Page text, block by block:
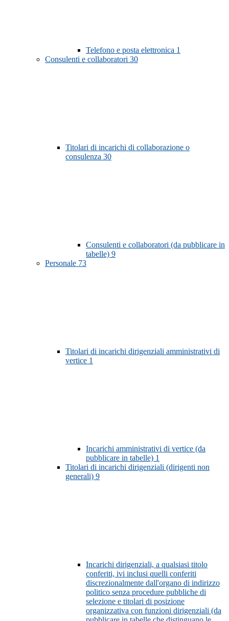
Telefono e posta elettronica 1
Consulenti e collaboratori 30
Titolari di incarichi di collaborazione o
consulenza 30
Consulenti e collaboratori (da pubblicare in
tabelle) 9
Personale 73
Titolari di incarichi dirigenziali amministrativi di
vertice 1
Incarichi amministrativi di vertice (da
pubblicare in tabelle) 1
Titolari di incarichi dirigenziali (dirigenti non
generali) 9
Incarichi dirigenziali, a qualsiasi titolo
conferiti, ivi inclusi quelli conferiti
discrezionalmente dall'organo di indirizzo
politico senza procedure pubbliche di
selezione e titolari di posizione
organizzativa con funzioni dirigenziali (da